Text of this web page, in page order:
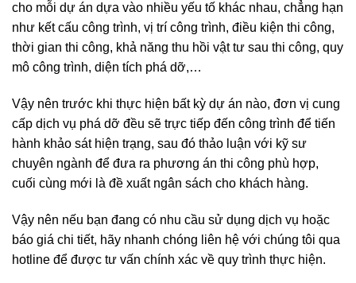
cho mỗi dự án dựa vào nhiều yếu tố khác nhau, chẳng hạn
như kết cấu công trình, vị trí công trình, điều kiện thi công,
thời gian thi công, khả năng thu hồi vật tư sau thi công, quy
mô công trình, diện tích phá dỡ,…
Vậy nên trước khi thực hiện bất kỳ dự án nào, đơn vị cung
cấp dịch vụ phá dỡ đều sẽ trực tiếp đến công trình để tiến
hành khảo sát hiện trạng, sau đó thảo luận với kỹ sư
chuyên ngành để đưa ra phương án thi công phù hợp,
cuối cùng mới là đề xuất ngân sách cho khách hàng.
Vậy nên nếu bạn đang có nhu cầu sử dụng dịch vụ hoặc
báo giá chi tiết, hãy nhanh chóng liên hệ với chúng tôi qua
hotline để được tư vấn chính xác về quy trình thực hiện.